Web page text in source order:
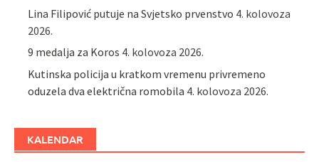
Lina Filipović putuje na Svjetsko prvenstvo 4. kolovoza
2026.
9 medalja za Koros 4. kolovoza 2026.
Kutinska policija u kratkom vremenu privremeno
oduzela dva električna romobila 4. kolovoza 2026.
KALENDAR